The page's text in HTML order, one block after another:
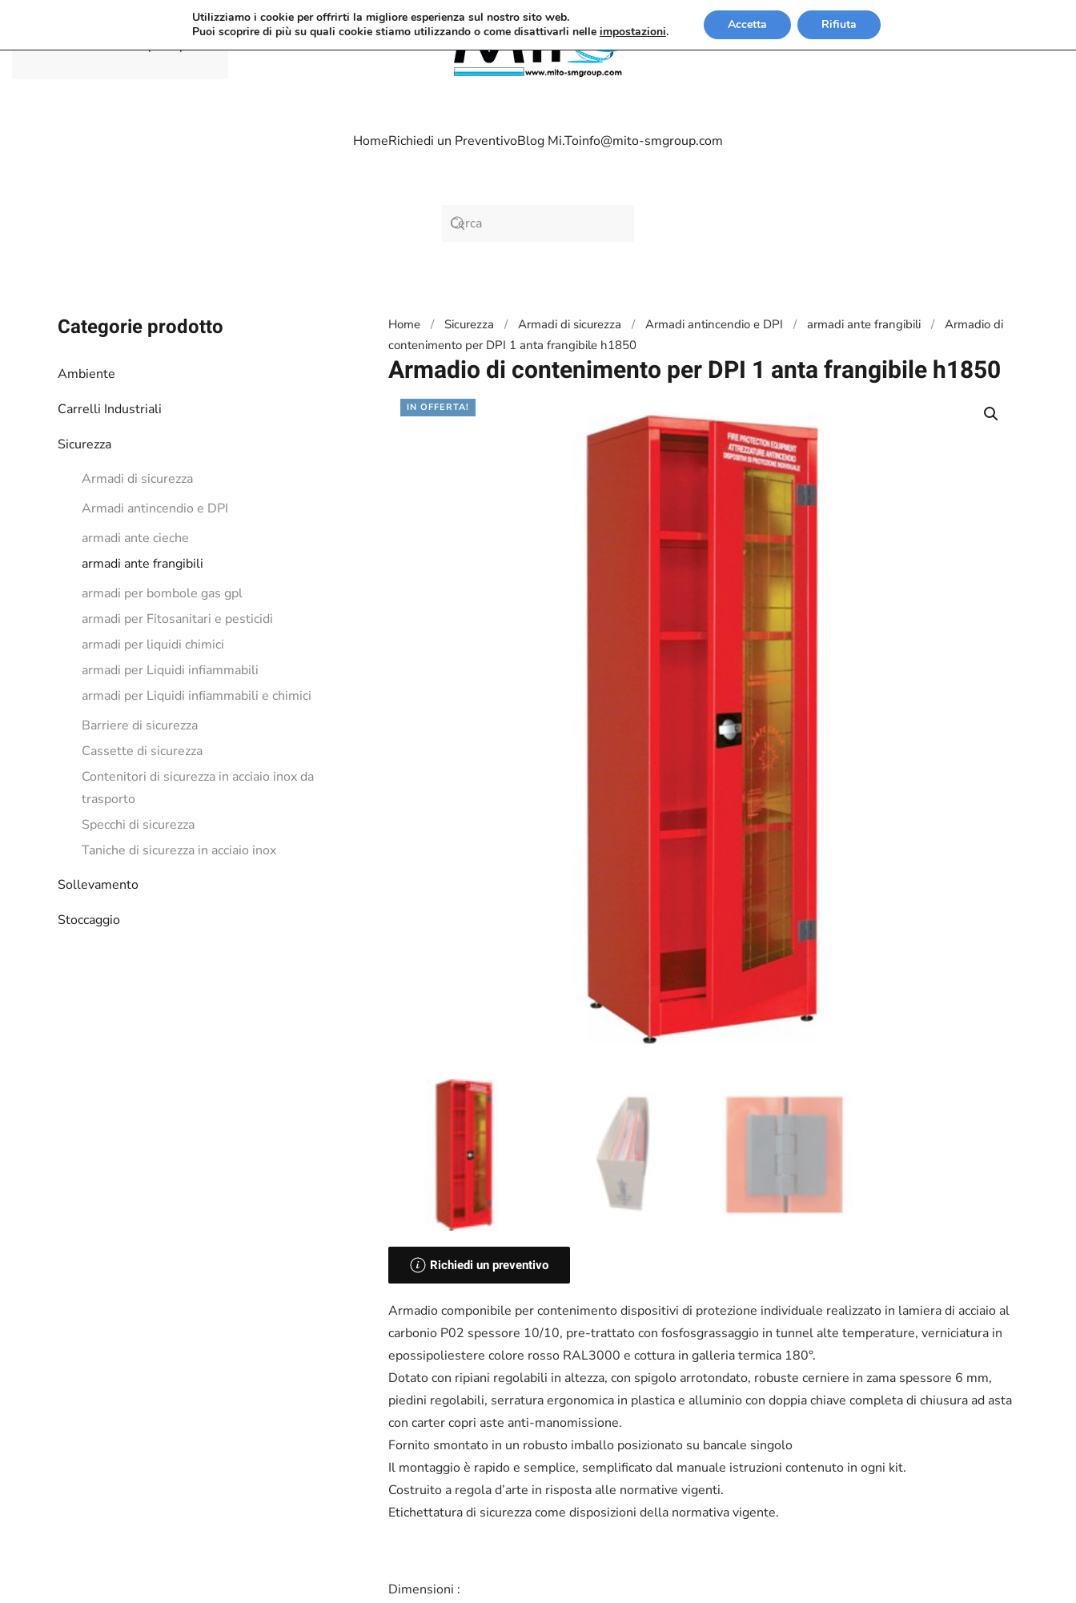
Passa al contenuto principale
HomeRichiedi un PreventivoBlog Mi.Toinfo@mito-smgroup.com
Categorie prodotto
Ambiente
Carrelli Industriali
Sicurezza
Armadi di sicurezza
Armadi antincendio e DPI
armadi ante cieche
armadi ante frangibili
armadi per bombole gas gpl
armadi per Fitosanitari e pesticidi
armadi per liquidi chimici
armadi per Liquidi infiammabili
armadi per Liquidi infiammabili e chimici
Barriere di sicurezza
Cassette di sicurezza
Contenitori di sicurezza in acciaio inox da
trasporto
Specchi di sicurezza
Taniche di sicurezza in acciaio inox
Sollevamento
Stoccaggio
Home Sicurezza Armadi di sicurezza Armadi antincendio e DPI armadi ante frangibili
Armadio di
contenimento per DPI 1 anta frangibile h1850
Armadio di contenimento per DPI 1 anta frangibile h1850
IN OFFERTA!
Richiedi un preventivo
Armadio componibile per contenimento dispositivi di protezione individuale realizzato in lamiera di acciaio al
carbonio P02 spessore 10/10, pre-trattato con fosfosgrassaggio in tunnel alte temperature, verniciatura in
epossipoliestere colore rosso RAL3000 e cottura in galleria termica 180°.
Dotato con ripiani regolabili in altezza, con spigolo arrotondato, robuste cerniere in zama spessore 6 mm,
piedini regolabili, serratura ergonomica in plastica e alluminio con doppia chiave completa di chiusura ad asta
con carter copri aste anti-manomissione.
Fornito smontato in un robusto imballo posizionato su bancale singolo
Il montaggio è rapido e semplice, semplificato dal manuale istruzioni contenuto in ogni kit.
Costruito a regola d’arte in risposta alle normative vigenti.
Etichettatura di sicurezza come disposizioni della normativa vigente.
Dimensioni :
Utilizziamo i cookie per offrirti la migliore esperienza sul nostro sito web.
Puoi scoprire di più su quali cookie stiamo utilizzando o come disattivarli nelle impostazioni. Accetta Rifiuta